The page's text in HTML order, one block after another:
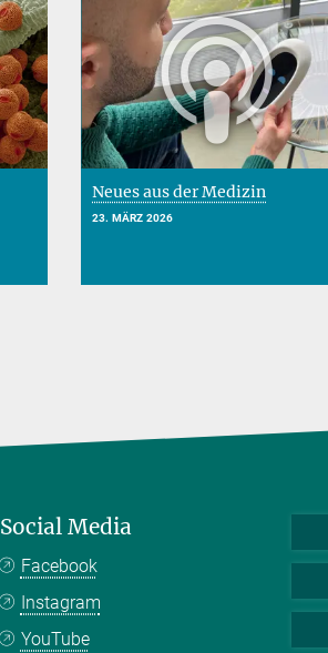
Neues aus der Medizin
23. MÄRZ 2026
Social Media
Facebook
Instagram
YouTube